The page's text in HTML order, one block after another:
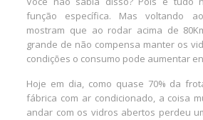
função específica. Mas voltando
mostram que ao rodar acima de
grande de não compensa manter os
condições o consumo pode aumentar
Hoje em dia, como quase 70% da
fábrica com ar condicionado, a coisa
andar com os vidros abertos perdeu